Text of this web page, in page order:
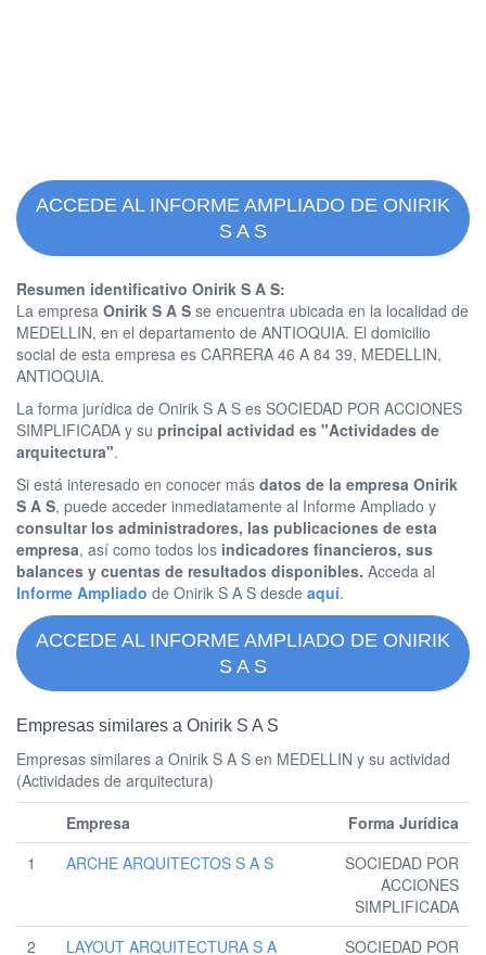
ACCEDE AL INFORME AMPLIADO DE ONIRIK
S A S
Resumen identificativo Onirik S A S:
La empresa Onirik S A S se encuentra ubicada en la localidad de
MEDELLIN, en el departamento de ANTIOQUIA. El domicilio
social de esta empresa es CARRERA 46 A 84 39, MEDELLIN,
ANTIOQUIA.
La forma jurídica de Onirik S A S es SOCIEDAD POR ACCIONES
SIMPLIFICADA y su principal actividad es "Actividades de
arquitectura".
Si está interesado en conocer más datos de la empresa Onirik
S A S, puede acceder inmediatamente al Informe Ampliado y
consultar los administradores, las publicaciones de esta
empresa, así como todos los indicadores financieros, sus
balances y cuentas de resultados disponibles. Acceda al
Informe Ampliado de Onirik S A S desde aquí.
ACCEDE AL INFORME AMPLIADO DE ONIRIK
S A S
Empresas similares a Onirik S A S
Empresas similares a Onirik S A S en MEDELLIN y su actividad
(Actividades de arquitectura)
Empresa
Forma Jurídica
1
ARCHE ARQUITECTOS S A S
SOCIEDAD POR
ACCIONES
SIMPLIFICADA
2
LAYOUT ARQUITECTURA S A SOCIEDAD POR